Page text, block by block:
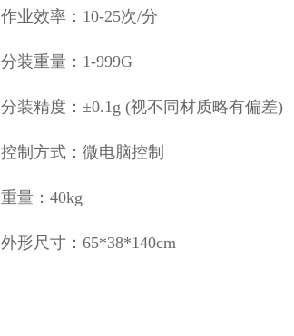
作业效率：10-25次/分
分装重量：1-999G
分装精度：±0.1g (视不同材质略有偏差)
控制方式：微电脑控制
重量：40kg
外形尺寸：65*38*140cm